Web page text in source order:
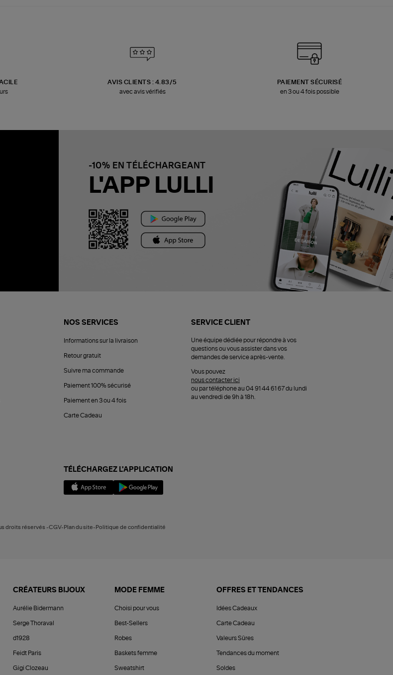
AVIS CLIENTS : 4.83/5
avec avis vérifiés
PAIEMENT SÉCURISÉ
en 3 ou 4 fois possible
-10% EN TÉLÉCHARGEANT
L'APP LULLI
NOS SERVICES
Informations sur la livraison
Retour gratuit
Suivre ma commande
Paiement 100% sécurisé
Paiement en 3 ou 4 fois
Carte Cadeau
SERVICE CLIENT
Une équipe dédiée pour répondre à vos
questions ou vous assister dans vos
demandes de service après-vente.
Vous pouvez
nous contacter ici
ou par téléphone au 04 91 44 61 67 du lundi
au vendredi de 9h à 18h.
TÉLÉCHARGEZ L'APPLICATION
droits réservés -CGV-Plan du site-Politique de confidentialité
CRÉATEURS BIJOUX
Aurélie Bidermann
Serge Thoraval
d1928
Feidt Paris
Gigi Clozeau
MODE FEMME
Choisi pour vous
Best-Sellers
Robes
Baskets femme
Sweatshirt
OFFRES ET TENDANCES
Idées Cadeaux
Carte Cadeau
Valeurs Sûres
Tendances du moment
Soldes